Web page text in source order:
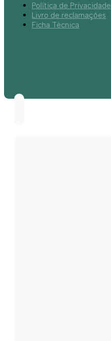
Política de Privacidade
Livro de reclamações
Ficha Técnica